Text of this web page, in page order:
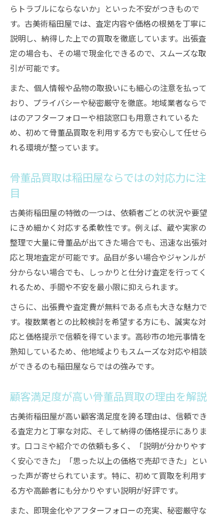
らトラブルにならないか」といった不安がつきもので
す。古美術稲田屋では、査定内容や価格の根拠を丁寧に
説明し、納得した上での買取を徹底しています。出張査
定の場合も、その場で現金化できるので、スムーズな取
引が可能です。
また、個人情報や品物の取扱いにも細心の注意を払って
おり、プライバシーや秘密厳守を徹底。地域業者ならで
はのアフターフォローや相談窓口も用意されているた
め、初めて骨董品買取を利用する方でも安心して任せら
れる環境が整っています。
骨董品買取は稲田屋ならではの対応力に注
目
古美術稲田屋の特徴の一つは、依頼者ごとの状況や要望
にきめ細かく対応する柔軟性です。例えば、蔵や実家の
整理で大量に骨董品が出てきた場合でも、迅速な出張対
応と現地査定が可能です。品目が多い場合やジャンルが
分からない場合でも、しっかりと仕分け査定を行ってく
れるため、手間や不安を最小限に抑えられます。
さらに、出張費や査定費が無料である点も大きな魅力で
す。複数業者との比較検討を希望する方にも、誠実な対
応と価格提示で信頼を得ています。高砂市の地元事情を
熟知しているため、他地域よりもスムーズな対応や相談
ができるのも稲田屋ならではの強みです。
顧客満足度が高い骨董品買取の理由を解説
古美術稲田屋が高い顧客満足度を誇る理由は、信頼でき
る査定力と丁寧な対応、そして納得の価格提示にありま
す。口コミや紹介での依頼も多く、「説明が分かりやす
く安心できた」「思った以上の価格で売却できた」とい
った声が寄せられています。特に、初めて買取を利用す
る方や高齢者にも分かりやすい説明が好評です。
また、即現金化やアフターフォローの充実、秘密厳守な